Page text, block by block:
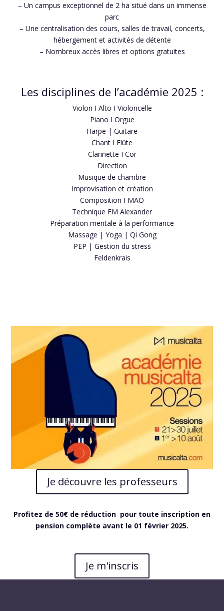
– Un campus exceptionnel de 2 ha situé dans un immense
parc
– Une centralisation des cours, salles de travail, concerts,
hébergement et activités de détente
– Nombreux accès libres et options gratuites
Les disciplines de l’académie 2025 :
Violon I Alto I Violoncelle
Piano I Orgue
Harpe | Guitare
Chant I Flûte
Clarinette I Cor
Direction
Musique de chambre
Improvisation et création
Composition I MAO
Technique FM Alexander
Préparation mentale à la performance
Massage | Yoga | Qi Gong
PEP | Gestion du stress
Feldenkrais
Je découvre les professeurs
Profitez de 50€ de réduction pour toute inscription en
pension complète avant le 01 février 2025.
Je m'inscris